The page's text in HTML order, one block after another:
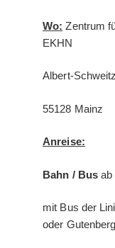
Wo: Zentrum
EKHN
Albert-
55128 Mainz
Anreise:
Bahn / Busab
mit Bus der
oder